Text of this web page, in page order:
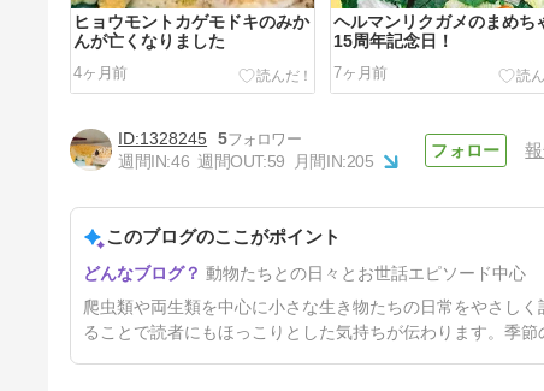
ヒョウモントカゲモドキのみか
んが亡くなりました
4ヶ月前
ヘルマンリクガメのまめち
15周年記念日！
7ヶ月前
新しい家
1年前
1328245 5
週間IN:46 週間OUT:59 月間IN:205
このブログのここがポイント
動物たちとの日々とお世話エピソード中心
爬虫類や両生類を中心に小さな生き物たちの日常をやさし
ることで読者にもほっこりとした気持ちが伝わります。季